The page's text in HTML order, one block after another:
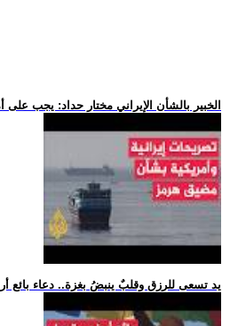
.. الخبير بالشأن الإيراني مختار حداد: يجب على
.. يد تسعى للرزق وقلبٌ ينبضُ بغزة.. دعاء بائع